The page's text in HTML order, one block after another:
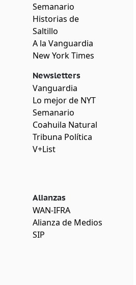
Semanario
Historias de
Saltillo
A la Vanguardia
New York Times
Newsletters
Vanguardia
Lo mejor de NYT
Semanario
Coahuila Natural
Tribuna Política
V+List
Alianzas
WAN-IFRA
Alianza de Medios
SIP